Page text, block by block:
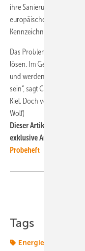
ihre Sanierung.
europäischen Datenbank
Kennzeichnung von
Das Problem der
lösen. Im Gegenteil: „Die
und werden später mit
sein“, sagt Claus Böttcher
Kiel. Doch verschwunden
Wolf)
Dieser Artikel ist in
exklusive Artikel erhalten
Probeheft
Tags
Energiemarkt